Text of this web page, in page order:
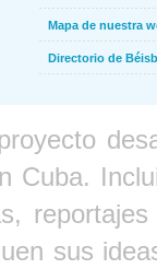
Mapa de nuestra
Directorio de
Cuba.
sus